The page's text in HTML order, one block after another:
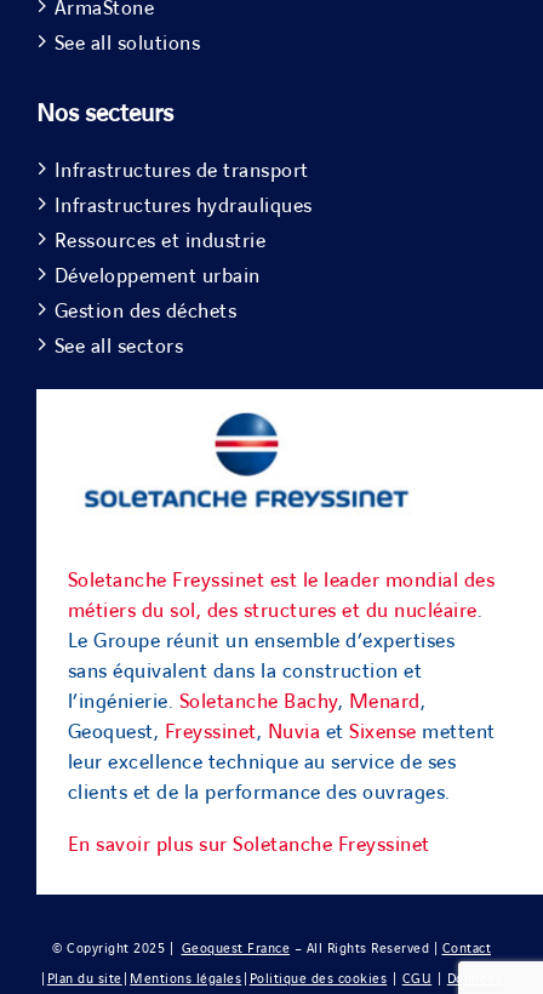
ArmaStone
See all solutions
Nos secteurs
Infrastructures de transport
Infrastructures hydrauliques
Ressources et industrie
Développement urbain
Gestion des déchets
See all sectors
Soletanche Freyssinet est le leader mondial des
métiers du sol, des structures et du nucléaire.
Le Groupe réunit un ensemble d’expertises
sans équivalent dans la construction et
l’ingénierie. Soletanche Bachy, Menard,
Geoquest, Freyssinet, Nuvia etSixense mettent
leur excellence technique au service de ses
clients et de la performance des ouvrages.
En savoir plus sur Soletanche Freyssinet
© Copyright 2025 | Geoquest France – All Rights Reserved | Contact
Plan du site Mentions légales Politique des cookies CGU Données